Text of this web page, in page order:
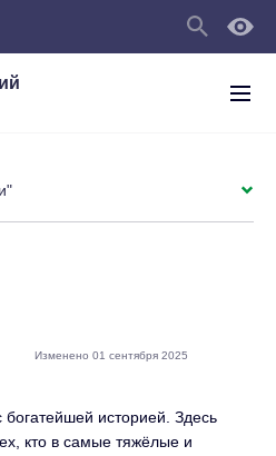
историей. Здесь
кто в самые тяжёлые и
Изменено 01 сентября 2025